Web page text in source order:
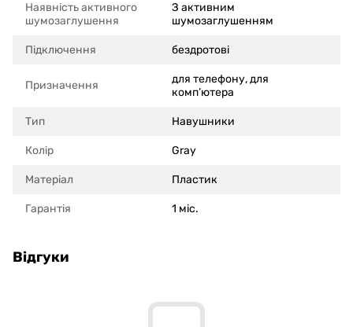
Наявність активного
шумозаглушення
З активним
шумозаглушенням
Підключення бездротові
Призначення
для телефону, для
комп’ютера
Тип Навушники
Колір Gray
Матеріал Пластик
Гарантія 1 міс.
Відгуки